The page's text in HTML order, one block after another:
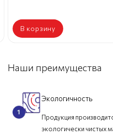
В корзину
Наши преимущества
Экологичность
Продукция
экологически чистых